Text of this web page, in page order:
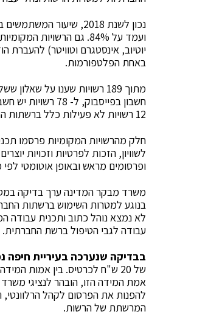
נכון לשנת 2018,
ועמד על 84%. גם
באחת הפלטפורמות.
12 רשויות לא פעילות כלל ברשתות החברתיות.
חלק מהרשויות המקומיות פרסמו
לשוויון, הזכות לפרטיות וזכויות
ופרסומים מראש ובאופן אוטומטי
משרד מבקר המדינה ערך בדיקה
בנוגע למטרות השימוש ברשתות
לא נמצא נוהל כתוב ותכנית עבודה
עבודה לגבי הטיפול ברשת החברתית.
בבדיקה שנערכה בעיריית חיפה
אמת המידה הזו, הובהר לנציגי
להפנות את הפרסום לקהל
המרשתת של הרשות.